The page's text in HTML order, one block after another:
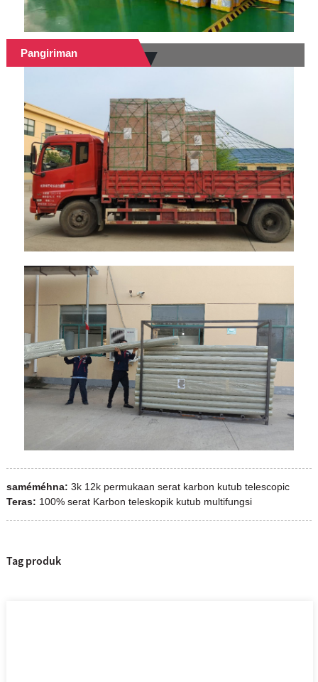
Pangiriman
saméméhna: 3k 12k permukaan serat karbon kutub telescopic
Teras: 100% serat Karbon teleskopik kutub multifungsi
Tag produk